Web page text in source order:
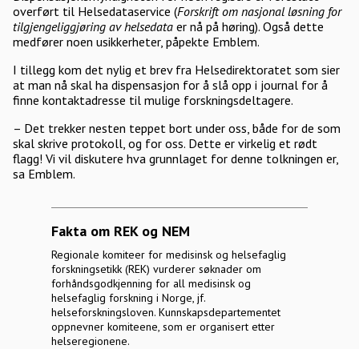
overført til Helsedataservice (Forskrift om nasjonal løsning for
tilgjengeliggjøring av helsedata er nå på høring). Også dette
medfører noen usikkerheter, påpekte Emblem.
I tillegg kom det nylig et brev fra Helsedirektoratet som sier
at man nå skal ha dispensasjon for å slå opp i journal for å
finne kontaktadresse til mulige forskningsdeltagere.
– Det trekker nesten teppet bort under oss, både for de som
skal skrive protokoll, og for oss. Dette er virkelig et rødt
flagg! Vi vil diskutere hva grunnlaget for denne tolkningen er,
sa Emblem.
Fakta om REK og NEM
Regionale komiteer for medisinsk og helsefaglig
forskningsetikk (REK) vurderer søknader om
forhåndsgodkjenning for all medisinsk og
helsefaglig forskning i Norge, jf.
helseforskningsloven. Kunnskapsdepartementet
oppnevner komiteene, som er organisert etter
helseregionene.